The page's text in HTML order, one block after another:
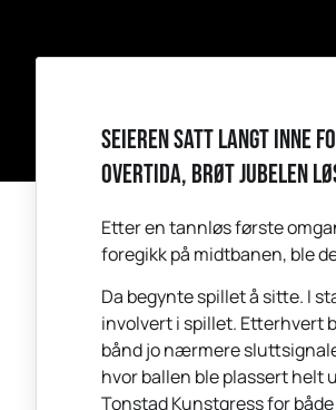
Seieren satt langt inne
overtida, brøt jubelen
Etter en tannløs første
foregikk på midtbanen, ble
Da begynte spillet å sitte. I
involvert i spillet. Etterhvert
bånd jo nærmere
hvor ballen ble plassert helt
Tonstad Kunstgress for